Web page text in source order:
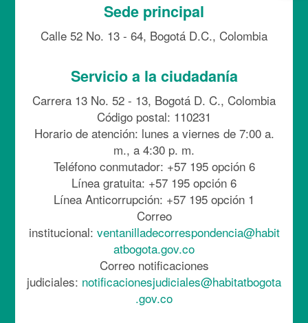
Sede principal
Calle 52 No. 13 - 64, Bogotá D.C., Colombia
Servicio a la ciudadanía
Carrera 13 No. 52 - 13, Bogotá D. C., Colombia
Código postal: 110231
Horario de atención: lunes a viernes de 7:00 a.
m., a 4:30 p. m.
Teléfono conmutador: +57 195 opción 6
Línea gratuita: +57 195 opción 6
Línea Anticorrupción: +57 195 opción 1
Correo
institucional: ventanilladecorrespondencia@habit
atbogota.gov.co
Correo notificaciones
judiciales: notificacionesjudiciales@habitatbogota
.gov.co